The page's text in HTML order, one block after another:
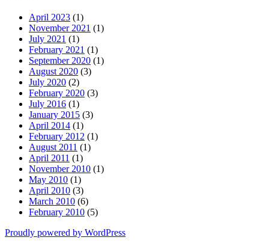
April 2023 (1)
November 2021 (1)
July 2021 (1)
February 2021 (1)
September 2020 (1)
August 2020 (3)
July 2020 (2)
February 2020 (3)
July 2016 (1)
January 2015 (3)
April 2014 (1)
February 2012 (1)
August 2011 (1)
April 2011 (1)
November 2010 (1)
May 2010 (1)
April 2010 (3)
March 2010 (6)
February 2010 (5)
Proudly powered by WordPress